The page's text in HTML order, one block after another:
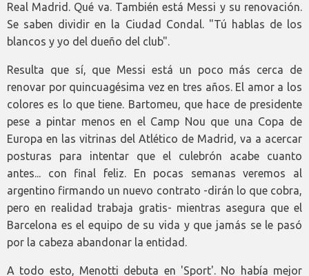
Real Madrid. Qué va. También está Messi y su renovación.
Se saben dividir en la Ciudad Condal. "Tú hablas de los
blancos y yo del dueño del club".
Resulta que sí, que Messi está un poco más cerca de
renovar por quincuagésima vez en tres años. El amor a los
colores es lo que tiene. Bartomeu, que hace de presidente
pese a pintar menos en el Camp Nou que una Copa de
Europa en las vitrinas del Atlético de Madrid, va a acercar
posturas para intentar que el culebrón acabe cuanto
antes... con final feliz. En pocas semanas veremos al
argentino firmando un nuevo contrato -dirán lo que cobra,
pero en realidad trabaja gratis- mientras asegura que el
Barcelona es el equipo de su vida y que jamás se le pasó
por la cabeza abandonar la entidad.
A todo esto, Menotti debuta en 'Sport'. No había mejor